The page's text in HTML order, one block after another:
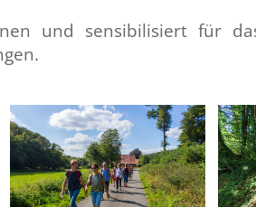
und sensibilisiert für